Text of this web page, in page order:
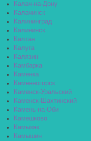
Калач-на-Дону
Калачинск
Калининград
Калининск
Калтан
Калуга
Калязин
Камбарка
Каменка
Каменногорск
Каменск-Уральский
Каменск-Шахтинский
Камень-на-Оби
Камешково
Камызяк
Камышин